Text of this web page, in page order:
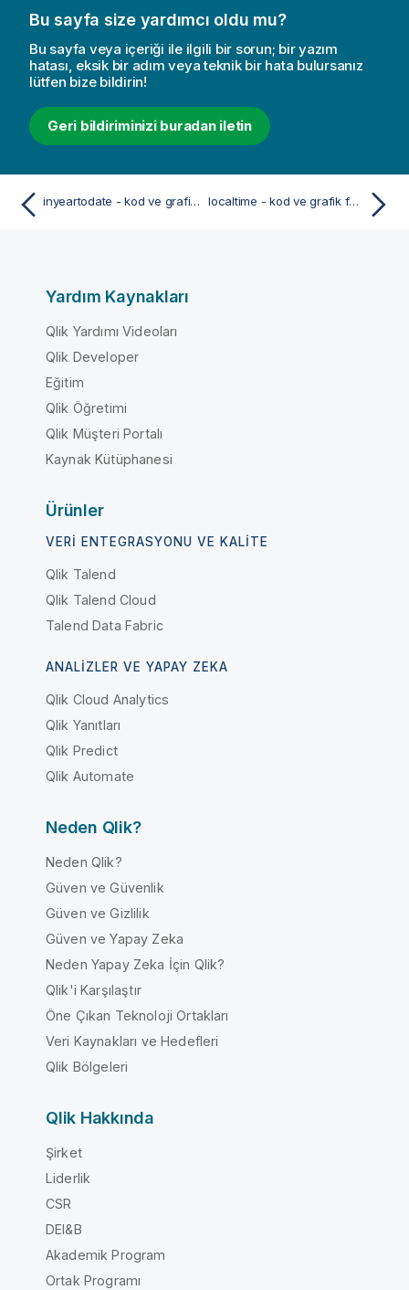
Bu sayfa size yardımcı oldu mu?
Bu sayfa veya içeriği ile ilgili bir sorun; bir yazım
hatası, eksik bir adım veya teknik bir hata bulursanız
lütfen bize bildirin!
Geri bildiriminizi buradan iletin
inyeartodate - kod ve grafik fonksiyonu localtime - kod ve grafik fonksiyonu
Yardım Kaynakları
Qlik Yardımı Videoları
Qlik Developer
Eğitim
Qlik Öğretimi
Qlik Müşteri Portalı
Kaynak Kütüphanesi
Ürünler
VERI ENTEGRASYONU VE KALITE
Qlik Talend
Qlik Talend Cloud
Talend Data Fabric
ANALIZLER VE YAPAY ZEKA
Qlik Cloud Analytics
Qlik Yanıtları
Qlik Predict
Qlik Automate
Neden Qlik?
Neden Qlik?
Güven ve Güvenlik
Güven ve Gizlilik
Güven ve Yapay Zeka
Neden Yapay Zeka İçin Qlik?
Qlik'i Karşılaştır
Öne Çıkan Teknoloji Ortakları
Veri Kaynakları ve Hedefleri
Qlik Bölgeleri
Qlik Hakkında
Şirket
Liderlik
CSR
DEI&B
Akademik Program
Ortak Programı